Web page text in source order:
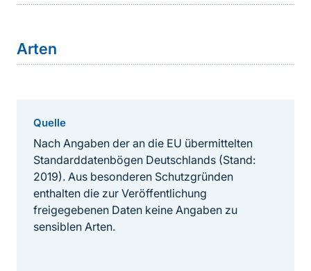
Arten
Quelle
Nach Angaben der an die EU übermittelten
Standarddatenbögen Deutschlands (Stand:
2019). Aus besonderen Schutzgründen
enthalten die zur Veröffentlichung
freigegebenen Daten keine Angaben zu
sensiblen Arten.